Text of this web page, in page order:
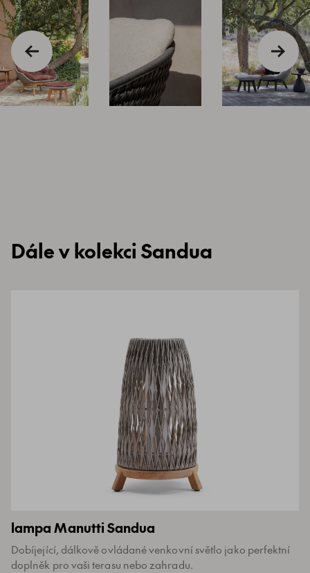
Dále v kolekci Sandua
lampa Manutti Sandua
Dobíjející, dálkově ovládané venkovní světlo jako perfektní
doplněk pro vaši terasu nebo zahradu.